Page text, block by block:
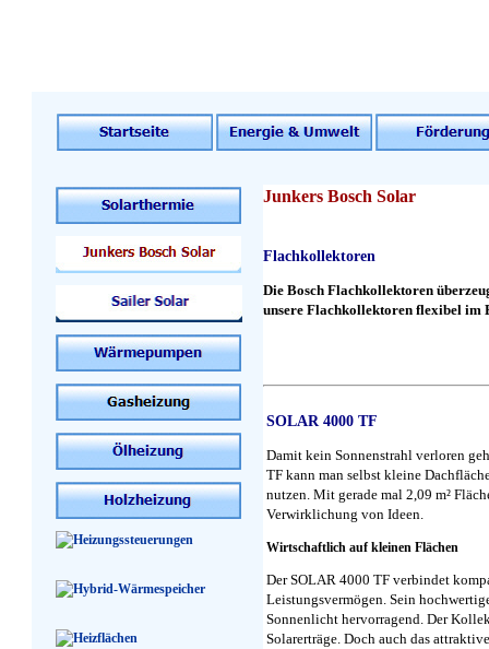
Junkers Bosch Solar
Flachkollektoren
Die Bosch Flachkollektoren
unsere Flachkollektoren flexibel im
SOLAR 4000 TF
Damit kein Sonnenstrahl verloren
TF kann man selbst kleine
nutzen. Mit gerade mal 2,09 m²
Verwirklichung von Ideen.
Wirtschaftlich auf kleinen Flächen
Der SOLAR 4000 TF verbindet
Leistungsvermögen. Sein
Sonnenlicht hervorragend. Der
Solarerträge. Doch auch das